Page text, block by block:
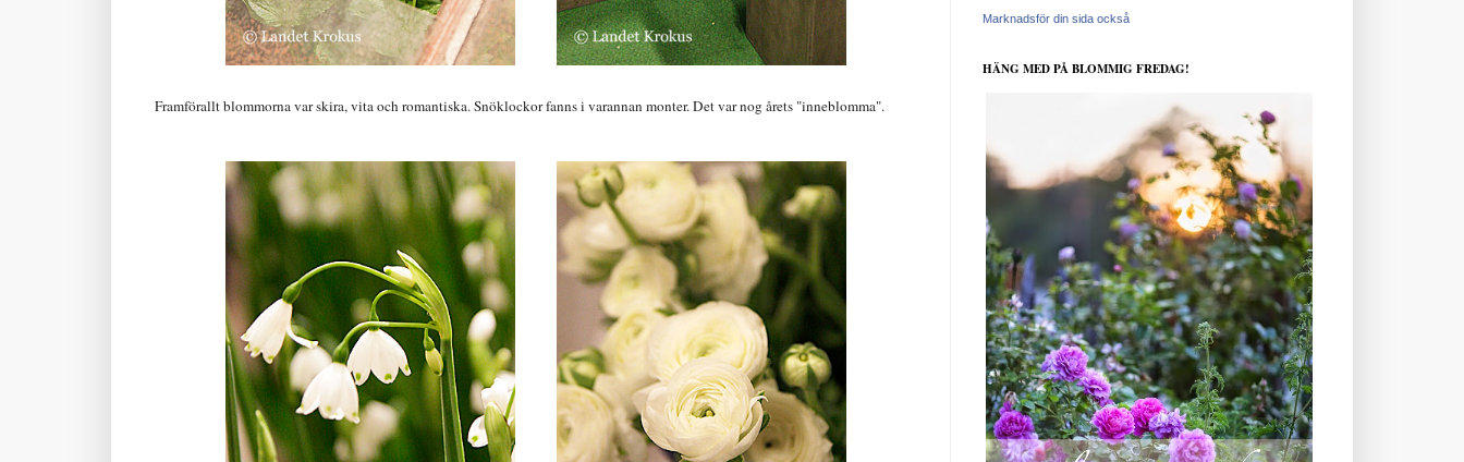
Framförallt blommorna var skira, vita och romantiska. Snöklockor fanns i varannan monter. Det var nog årets "inneblomma".
Marknadsför din sida också
HÄNG MED PÅ BLOMMIG FREDAG!